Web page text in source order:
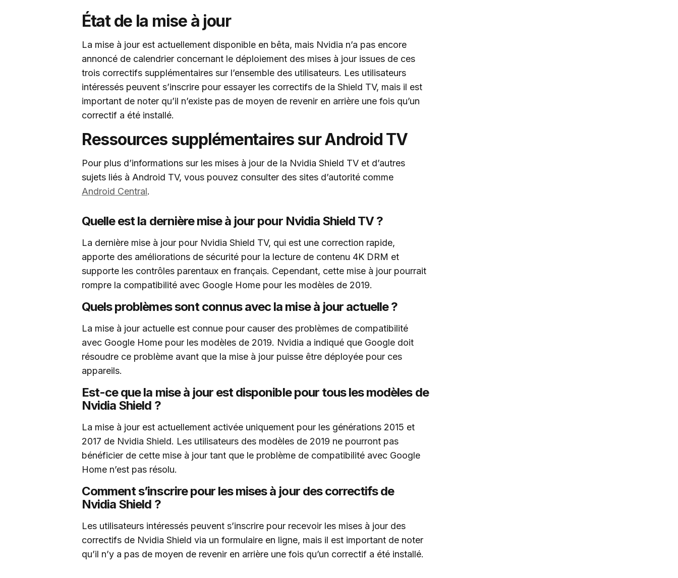
État de la mise à jour
La mise à jour est actuellement disponible en bêta, mais Nvidia n’a pas encore
annoncé de calendrier concernant le déploiement des mises à jour issues de ces
trois correctifs supplémentaires sur l’ensemble des utilisateurs. Les utilisateurs
intéressés peuvent s’inscrire pour essayer les correctifs de la Shield TV, mais il est
important de noter qu’il n’existe pas de moyen de revenir en arrière une fois qu’un
correctif a été installé.
Ressources supplémentaires sur Android TV
Pour plus d’informations sur les mises à jour de la Nvidia Shield TV et d’autres
sujets liés à Android TV, vous pouvez consulter des sites d’autorité comme
Android Central.
Quelle est la dernière mise à jour pour Nvidia Shield TV ?
La dernière mise à jour pour Nvidia Shield TV, qui est une correction rapide,
apporte des améliorations de sécurité pour la lecture de contenu 4K DRM et
supporte les contrôles parentaux en français. Cependant, cette mise à jour pourrait
rompre la compatibilité avec Google Home pour les modèles de 2019.
Quels problèmes sont connus avec la mise à jour actuelle ?
La mise à jour actuelle est connue pour causer des problèmes de compatibilité
avec Google Home pour les modèles de 2019. Nvidia a indiqué que Google doit
résoudre ce problème avant que la mise à jour puisse être déployée pour ces
appareils.
Est-ce que la mise à jour est disponible pour tous les modèles de
Nvidia Shield ?
La mise à jour est actuellement activée uniquement pour les générations 2015 et
2017 de Nvidia Shield. Les utilisateurs des modèles de 2019 ne pourront pas
bénéficier de cette mise à jour tant que le problème de compatibilité avec Google
Home n’est pas résolu.
Comment s’inscrire pour les mises à jour des correctifs de
Nvidia Shield ?
Les utilisateurs intéressés peuvent s’inscrire pour recevoir les mises à jour des
correctifs de Nvidia Shield via un formulaire en ligne, mais il est important de noter
qu’il n’y a pas de moyen de revenir en arrière une fois qu’un correctif a été installé.